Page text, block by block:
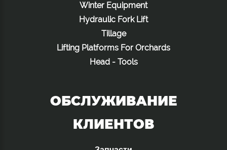
Winter Equipment
Hydraulic Fork Lift
Tillage
Lifting Platforms For Orchards
Head - Tools
ОБСЛУЖИВАНИЕ
КЛИЕНТОВ